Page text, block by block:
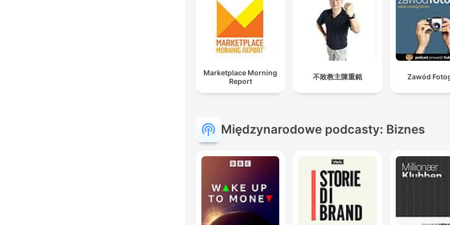
Marketplace Morning
Report
不敗教主陳重銘 Zawód
Międzynarodowe podcasty: Biznes